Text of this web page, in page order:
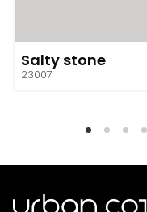
Salty stone
23007